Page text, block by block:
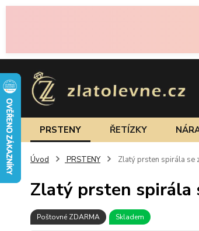
PRSTENY ŘETÍZKY
Úvod PRSTENY Zlatý prsten spirála se
Zlatý prsten spirála
Poštovné ZDARMA Skladem